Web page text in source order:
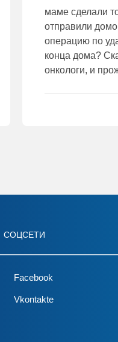
маме сделали
отправили
операцию по
конца дома?
онкологи, и
СОЦСЕТИ
Facebook
Vkontakte